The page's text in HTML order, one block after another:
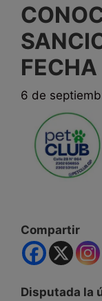
FECHA
6 de
Compartir
Disputada la